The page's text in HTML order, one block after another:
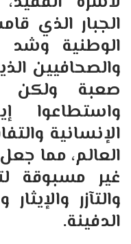
الجبار الذي
الوطنية وشد
والصحافيين
صعبة ولكن
واستطاعوا
الإنسانية
العالم، مما
غير مسبوقة
والتآزر
الدفينة.